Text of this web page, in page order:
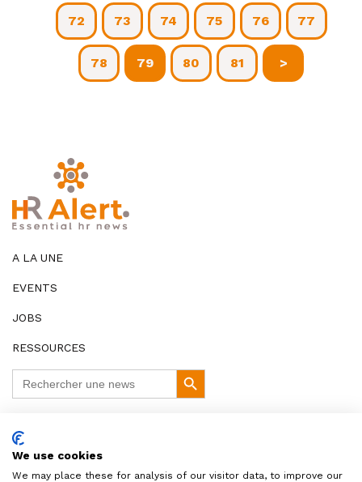
72 73 74 75 76 77
78 79 80 81 >
A LA UNE
EVENTS
JOBS
RESSOURCES
Search
Button
DISCLAIMER
COOKIES ET VIE PRIVÉE
We use cookies
We may place these for analysis of our visitor data, to improve our